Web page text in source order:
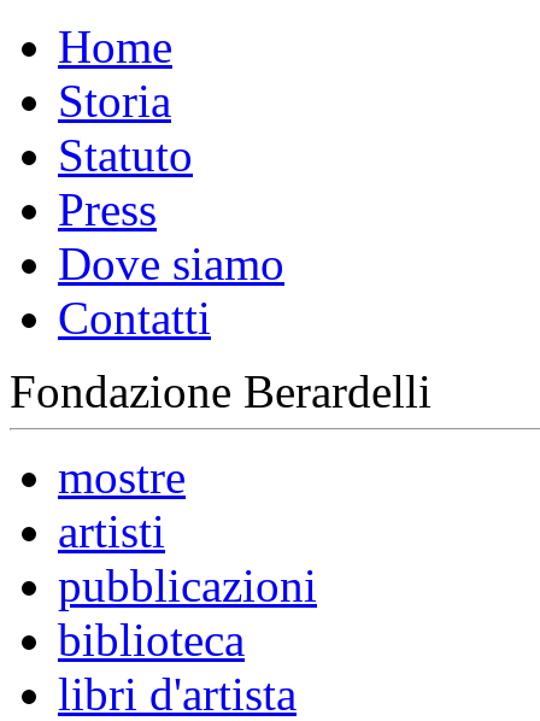
Home
Storia
Statuto
Press
Dove siamo
Contatti
Fondazione Berardelli
mostre
artisti
pubblicazioni
biblioteca
libri d'artista